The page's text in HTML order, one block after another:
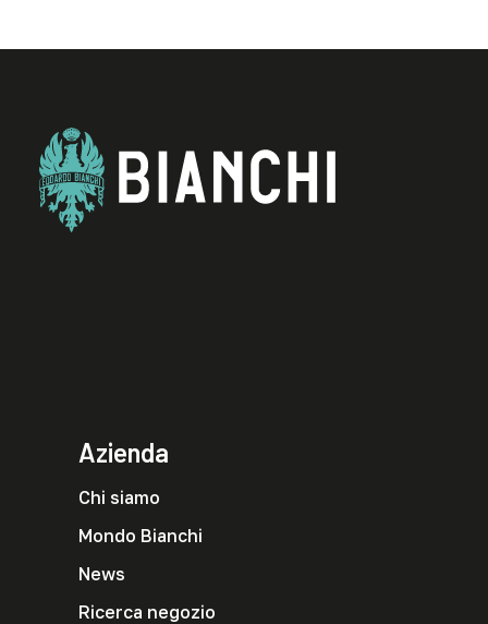
Azienda
Chi siamo
Mondo Bianchi
News
Ricerca negozio